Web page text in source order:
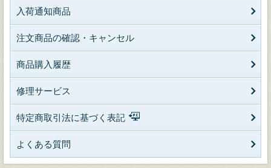
入荷通知商品
注文商品の確認・キャンセル
商品購入履歴
修理サービス
特定商取引法に基づく表記
よくある質問